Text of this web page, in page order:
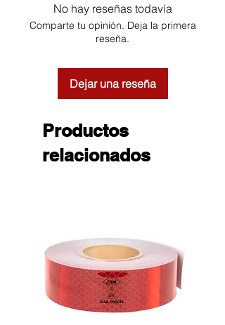
No hay reseñas todavía
Comparte tu opinión. Deja la primera
reseña.
Dejar una reseña
Productos
relacionados